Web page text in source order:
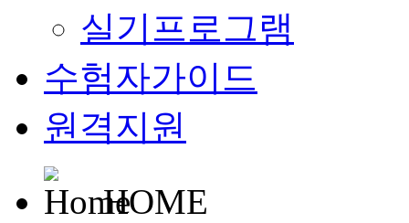
실기프로그램
수험자가이드
원격지원
HOME